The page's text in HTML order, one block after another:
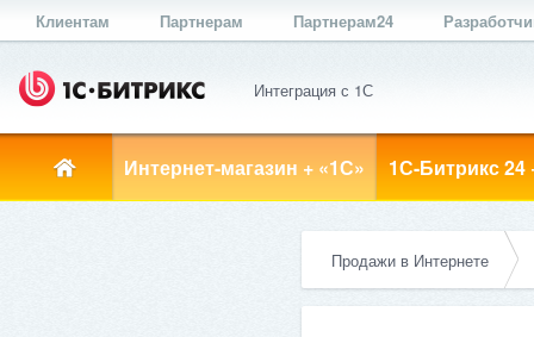
Клиентам Партнерам Партнерам24
Интеграция с 1С
Интернет-магазин + «1С» 1С-Битрикс 24
Продажи в Интернете